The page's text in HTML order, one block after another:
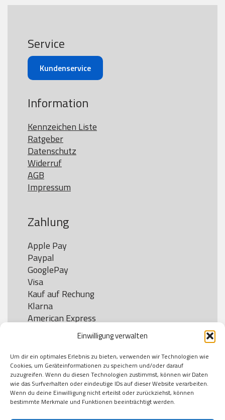
Einwilligung verwalten
Um dir ein optimales Erlebnis zu bieten, verwenden wir Technologien wie
Cookies, um Geräteinformationen zu speichern und/oder darauf
zuzugreifen. Wenn du diesen Technologien zustimmst, können wir Daten
wie das Surfverhalten oder eindeutige IDs auf dieser Website verarbeiten.
Wenn du deine Einwilligung nicht erteilst oder zurückziehst, können
bestimmte Merkmale und Funktionen beeinträchtigt werden.
Service
Kundenservice
Information
Kennzeichen Liste
Ratgeber
Datenschutz
Widerruf
AGB
Impressum
Zahlung
Apple Pay
Paypal
GooglePay
Visa
Kauf auf Rechung
Klarna
American Express
Versand
DHL
Klimaneutral